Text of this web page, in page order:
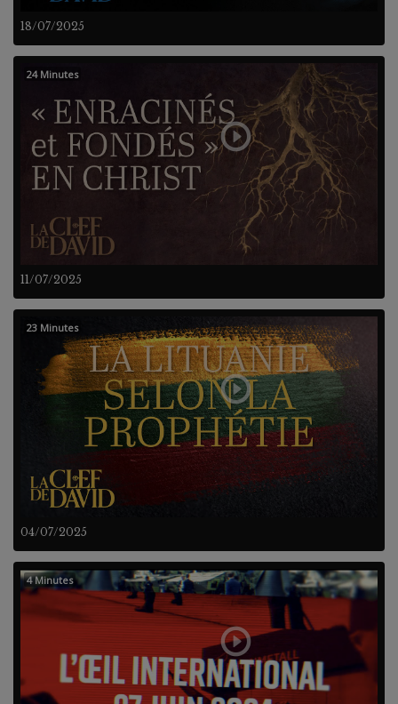
18/07/2025
11/07/2025
24 Minutes
04/07/2025
23 Minutes
4 Minutes